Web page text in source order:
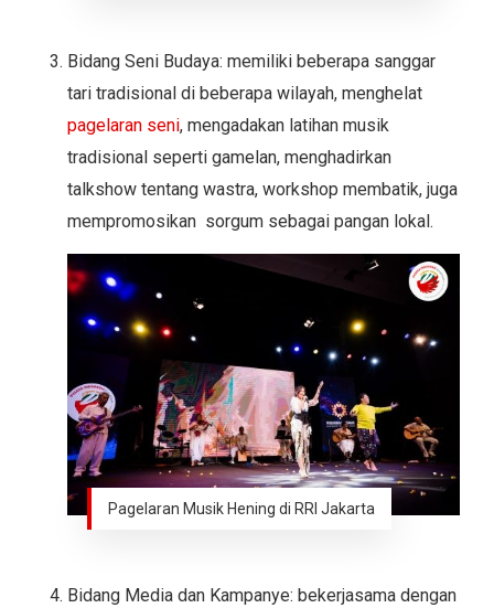
Bidang Seni Budaya: memiliki beberapa sanggar
tari tradisional di beberapa wilayah, menghelat
pagelaran seni, mengadakan latihan musik
tradisional seperti gamelan, menghadirkan
talkshow tentang wastra, workshop membatik, juga
mempromosikan sorgum sebagai pangan lokal.
Pagelaran Musik Hening di RRI Jakarta
Bidang Media dan Kampanye: bekerjasama dengan